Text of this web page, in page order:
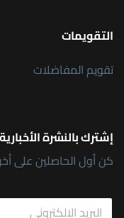
التقويمات
تقويم المفاضلات
إشترك بالنشرة الأخبارية
كن أول الحاصلين على
E
m
E